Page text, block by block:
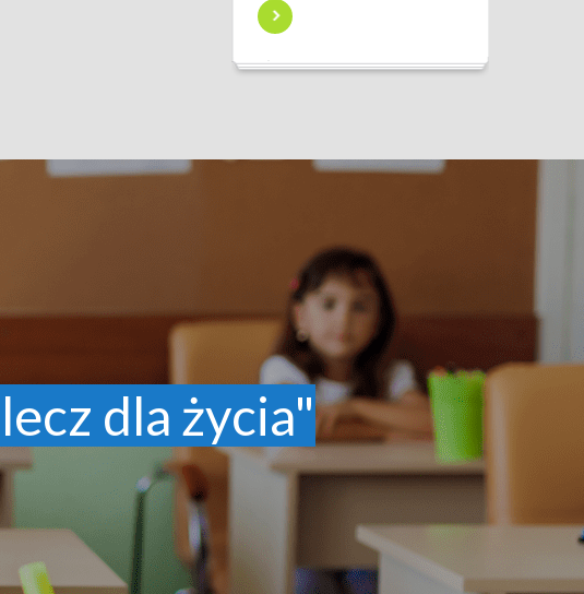
dla życia"